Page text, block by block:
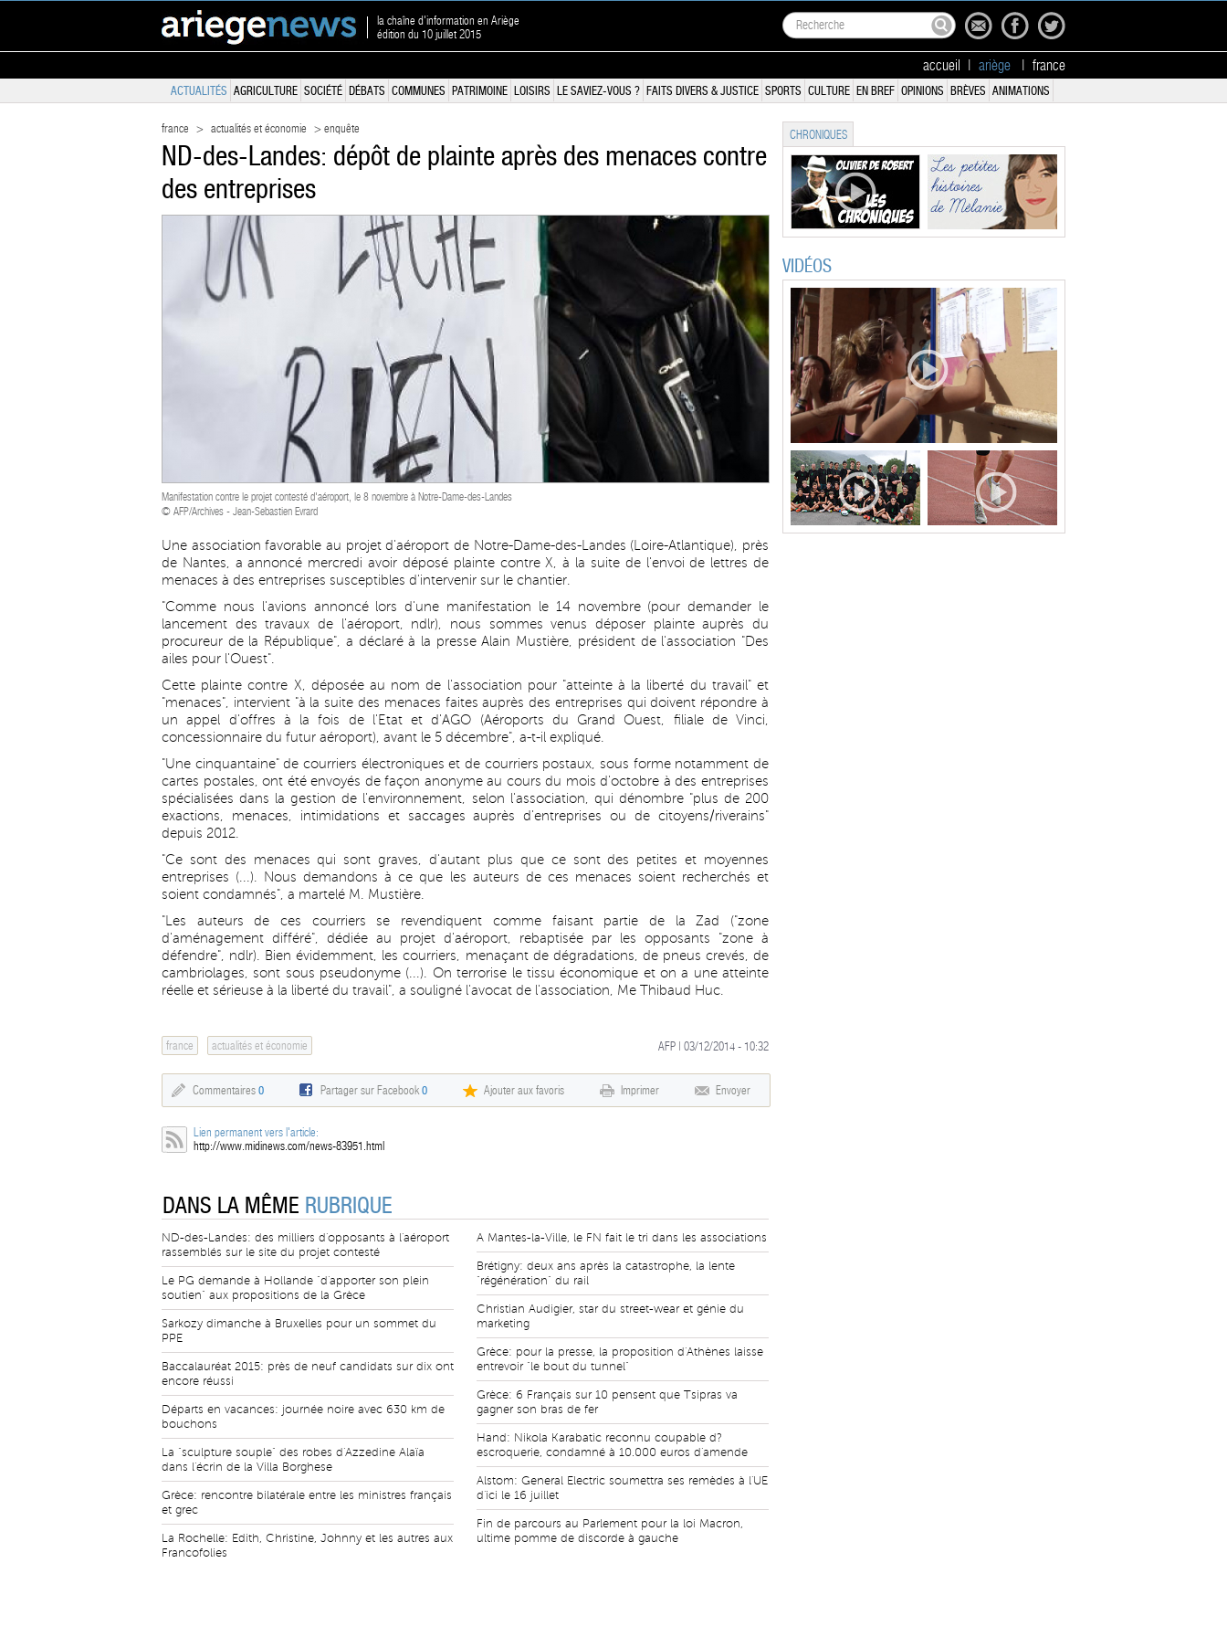
la chaîne d'information en Ariège
édition du 10 juillet 2015
accueil ariège france
ACTUALITÉS AGRICULTURE SOCIÉTÉ DÉBATS COMMUNES PATRIMOINE LOISIRS LE SAVIEZ-VOUS ? FAITS DIVERS & JUSTICE SPORTS CULTURE EN BREF OPINIONS BRÈVES ANIMATIONS
france > actualités et économie > enquête
ND-des-Landes: dépôt de plainte après des menaces contre
des entreprises
Manifestation contre le projet contesté d'aéroport, le 8 novembre à Notre-Dame-des-Landes
© AFP/Archives - Jean-Sebastien Evrard
Une association favorable au projet d'aéroport de Notre-Dame-des-Landes (Loire-Atlantique), près
de Nantes, a annoncé mercredi avoir déposé plainte contre X, à la suite de l'envoi de lettres de
menaces à des entreprises susceptibles d'intervenir sur le chantier.
"Comme nous l'avions annoncé lors d'une manifestation le 14 novembre (pour demander le
lancement des travaux de l'aéroport, ndlr), nous sommes venus déposer plainte auprès du
procureur de la République", a déclaré à la presse Alain Mustière, président de l'association "Des
ailes pour l'Ouest".
Cette plainte contre X, déposée au nom de l'association pour "atteinte à la liberté du travail" et
"menaces", intervient "à la suite des menaces faites auprès des entreprises qui doivent répondre à
un appel d'offres à la fois de l'Etat et d'AGO (Aéroports du Grand Ouest, filiale de Vinci,
concessionnaire du futur aéroport), avant le 5 décembre", a-t-il expliqué.
"Une cinquantaine" de courriers électroniques et de courriers postaux, sous forme notamment de
cartes postales, ont été envoyés de façon anonyme au cours du mois d'octobre à des entreprises
spécialisées dans la gestion de l'environnement, selon l'association, qui dénombre "plus de 200
exactions, menaces, intimidations et saccages auprès d'entreprises ou de citoyens/riverains"
depuis 2012.
"Ce sont des menaces qui sont graves, d'autant plus que ce sont des petites et moyennes
entreprises (...). Nous demandons à ce que les auteurs de ces menaces soient recherchés et
soient condamnés", a martelé M. Mustière.
"Les auteurs de ces courriers se revendiquent comme faisant partie de la Zad ("zone
d'aménagement différé", dédiée au projet d'aéroport, rebaptisée par les opposants "zone à
défendre", ndlr). Bien évidemment, les courriers, menaçant de dégradations, de pneus crevés, de
cambriolages, sont sous pseudonyme (...). On terrorise le tissu économique et on a une atteinte
réelle et sérieuse à la liberté du travail", a souligné l'avocat de l'association, Me Thibaud Huc.
france actualités et économie AFP | 03/12/2014 - 10:32
Commentaires 0 Partager sur Facebook0 Ajouter aux favoris Imprimer Envoyer
Lien permanent vers l'article:
http://www.midinews.com/news-83951.html
DANS LA MÊME RUBRIQUE
ND-des-Landes: des milliers d'opposants à l'aéroport
rassemblés sur le site du projet contesté
Le PG demande à Hollande "d'apporter son plein
soutien" aux propositions de la Grèce
Sarkozy dimanche à Bruxelles pour un sommet du
PPE
Baccalauréat 2015: près de neuf candidats sur dix ont
encore réussi
Départs en vacances: journée noire avec 630 km de
bouchons
La "sculpture souple" des robes d'Azzedine Alaïa
dans l'écrin de la Villa Borghese
Grèce: rencontre bilatérale entre les ministres français
et grec
La Rochelle: Edith, Christine, Johnny et les autres aux
Francofolies
A Mantes-la-Ville, le FN fait le tri dans les associations
Brétigny: deux ans après la catastrophe, la lente
"régénération" du rail
Christian Audigier, star du street-wear et génie du
marketing
Grèce: pour la presse, la proposition d'Athènes laisse
entrevoir "le bout du tunnel"
Grèce: 6 Français sur 10 pensent que Tsipras va
gagner son bras de fer
Hand: Nikola Karabatic reconnu coupable d?
escroquerie, condamné à 10.000 euros d'amende
Alstom: General Electric soumettra ses remèdes à l'UE
d'ici le 16 juillet
Fin de parcours au Parlement pour la loi Macron,
ultime pomme de discorde à gauche
CHRONIQUES
VIDÉOS